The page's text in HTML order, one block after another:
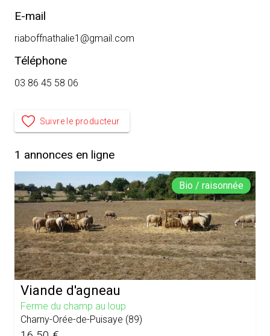
E-mail
riaboffnathalie1@gmail.com
Téléphone
03 86 45 58 06
Suivre le producteur
1 annonces en ligne
Bio / raisonnée
Viande d'agneau
Ferme du champ au loup
Charny-Orée-de-Puisaye (89)